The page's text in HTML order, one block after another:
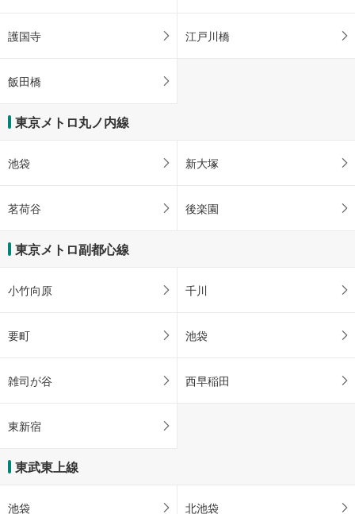
護国寺 江戸川橋
飯田橋
東京メトロ丸ノ内線
池袋 新大塚
茗荷谷 後楽園
東京メトロ副都心線
小竹向原 千川
要町 池袋
雑司が谷 西早稲田
東新宿
東武東上線
池袋 北池袋